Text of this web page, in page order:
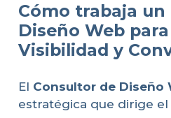
Cómo trabaja
Diseño Web
Visibilidad y
El Consultor de Diseño
estratégica que dirige